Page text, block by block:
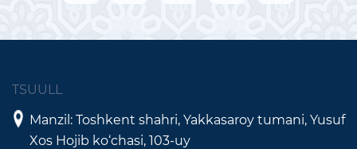
TSUULL
Manzil: Toshkent shahri, Yakkasaroy tumani, Yusuf
Xos Hojib ko‘chasi, 103-uy